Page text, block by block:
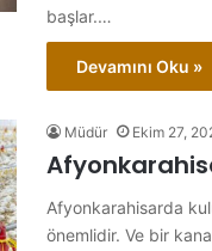
başlar.…
Devamını Oku »
Müdür Ekim 27,
Afyonkarahisarda
önemlidir. Ve bir